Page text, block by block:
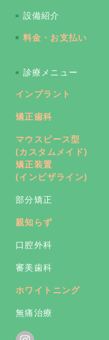
設備紹介
料金・お支払い
診療メニュー
インプラント
矯正歯科
マウスピース型
(カスタムメイド)
矯正装置
(インビザライン)
部分矯正
親知らず
口腔外科
審美歯科
ホワイトニング
無痛治療